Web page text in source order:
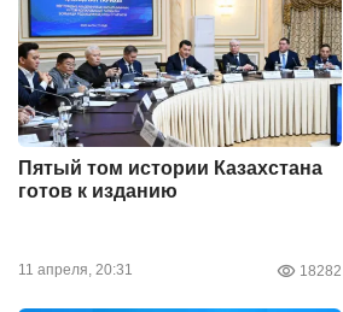
Пятый том истории Казахстана
готов к изданию
11 апреля, 20:31 18282